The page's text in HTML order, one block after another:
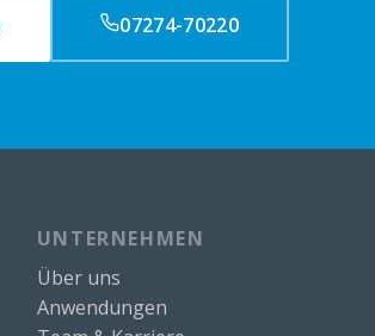
07274-70220
UNTERNEHMEN
Über uns
Anwendungen